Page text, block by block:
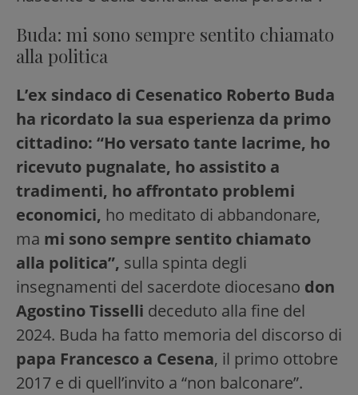
Buda: mi sono sempre sentito chiamato
alla politica
L’ex sindaco di Cesenatico Roberto Buda
ha ricordato la sua esperienza da primo
cittadino: “Ho versato tante lacrime, ho
ricevuto pugnalate, ho assistito a
tradimenti, ho affrontato problemi
economici, ho meditato di abbandonare,
ma mi sono sempre sentito chiamato
alla politica”, sulla spinta degli
insegnamenti del sacerdote diocesano don
Agostino Tisselli deceduto alla fine del
2024. Buda ha fatto memoria del discorso di
papa Francesco a Cesena, il primo ottobre
2017 e di quell’invito a “non balconare”.